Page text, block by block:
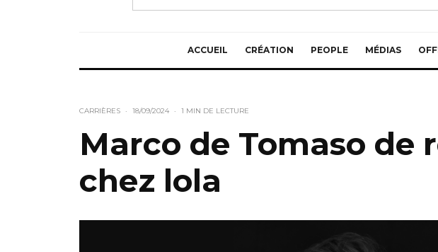
ACCUEIL CRÉATION PEOPLE MÉDIAS
CARRIÈRES · 18/09/2024 · 1 MIN DE LECTURE
Marco de Tomaso de
chez lola